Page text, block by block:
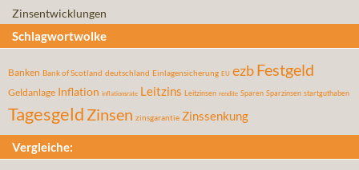
Zinsentwicklungen
Schlagwortwolke
Banken Bank of Scotland deutschland Einlagensicherung EU ezbFestgeld
Geldanlage Inflation inflationsrate Leitzins Leitzinsen rendite Sparen Sparzinsen startguthaben
Tagesgeld Zinsen zinsgarantie Zinssenkung
Vergleiche: